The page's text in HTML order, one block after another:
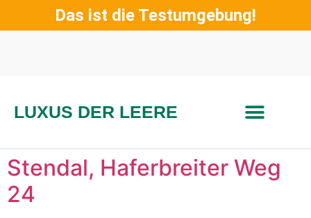
Das ist die Testumgebung!
LUXUS DER LEERE
Stendal, Haferbreiter Weg
24